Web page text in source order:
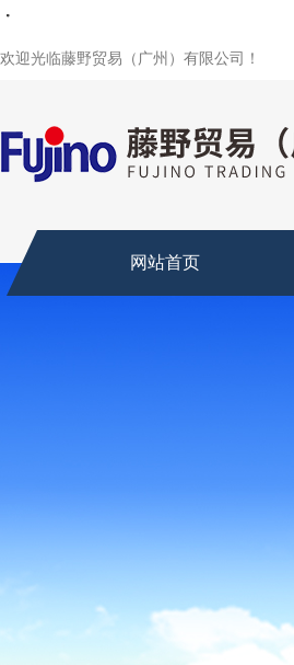
欢迎光临藤野贸易（广州）有限公司！
网站首页
・・・・